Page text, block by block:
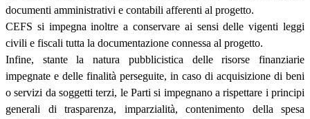
documenti amministrativi e contabili afferenti al progetto.
CEFS si impegna inoltre a conservare ai sensi delle vigenti leggi
civili e fiscali tutta la documentazione connessa al progetto.
Infine, stante la natura pubblicistica delle risorse finanziarie
impegnate e delle finalità perseguite, in caso di acquisizione di beni
o servizi da soggetti terzi, le Parti si impegnano a rispettare i principi
generali di trasparenza, imparzialità, contenimento della spesa